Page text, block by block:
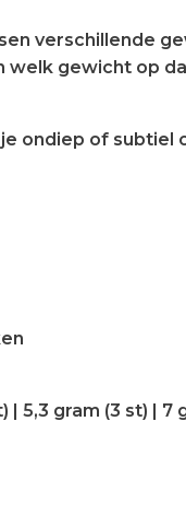
verschillende
welk gewicht op
ondiep of
5,3 gram (3 st) |